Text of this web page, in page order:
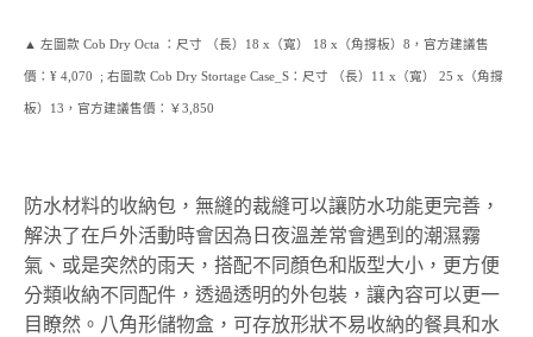
▲ 左圖款Cob Dry Octa ：尺寸 （長）18 x（寬） 18 x（角撐板）8，官方建議售
價：¥ 4,070 ; 右圖款Cob Dry Stortage Case_S ：尺寸 （長）11 x（寬） 25 x（角撐
板）13，官方建議售價： ￥3,850
防水材料的收納包，無縫的裁縫可以讓防水功能更完善，
解決了在戶外活動時會因為日夜溫差常會遇到的潮濕霧
氣、或是突然的雨天，搭配不同顏色和版型大小，更方便
分類收納不同配件，透過透明的外包裝，讓內容可以更一
目瞭然。八角形儲物盒，可存放形狀不易收納的餐具和水